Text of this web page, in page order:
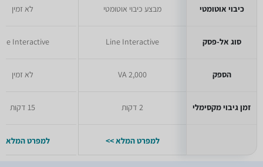
כיבוי אוטומטי
סוג אל-פסק
הספק
זמן גיבוי מקסימלי
מבצע כיבוי אוטומטי
Line Interactive
2,000 VA
2 דקות
למפרט המלא >>
לא זמין
Interactive
לא זמין
15 דקות
למפרט המלא